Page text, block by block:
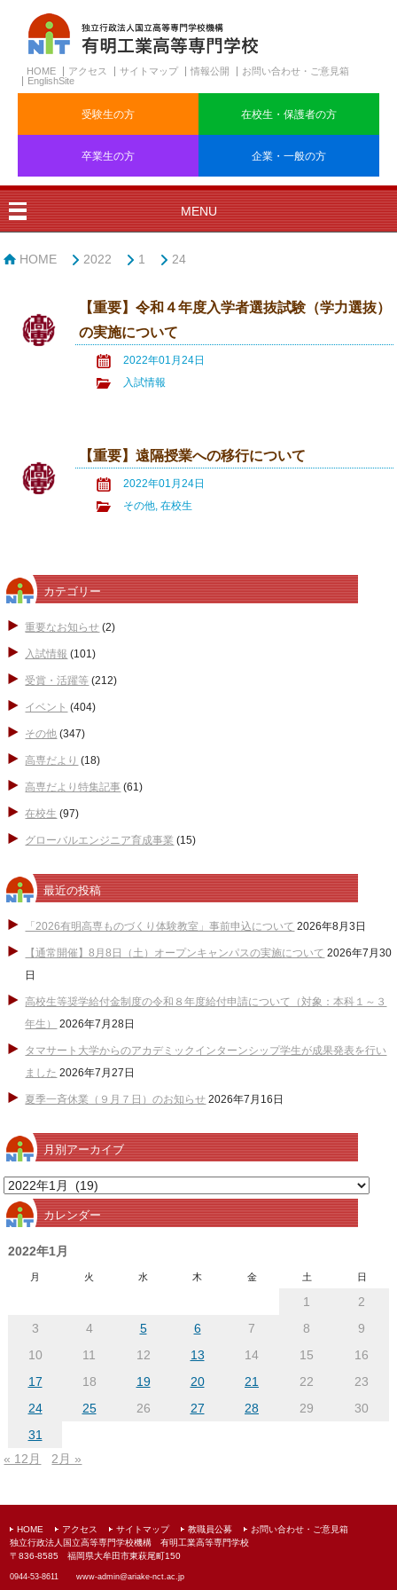
HOME アクセス サイトマップ 情報公開
お問い合わせ・ご意見箱
EnglishSite
受験生の方 在校生・保護者の方
卒業生の方 企業・一般の方
MENU
HOME 2022 1 24
【重要】令和４年度入学者選抜試験（学力選抜）
の実施について
2022年01月24日
入試情報
【重要】遠隔授業への移行について
2022年01月24日
その他 ,在校生
カテゴリー
重要なお知らせ (2)
入試情報 (101)
受賞・活躍等 (212)
イベント (404)
その他 (347)
高専だより (18)
高専だより特集記事 (61)
在校生 (97)
グローバルエンジニア育成事業 (15)
最近の投稿
「2026有明高専ものづくり体験教室」事前申込について 2026年8月3日
【通常開催】8月8日（土）オープンキャンパスの実施について 2026年7月30
日
高校生等奨学給付金制度の令和８年度給付申請について（対象：本科１～３
年生）
2026年7月28日
タマサート大学からのアカデミックインターンシップ学生が成果発表を行い
ました 2026年7月27日
夏季一斉休業（９月７日）のお知らせ 2026年7月16日
月別アーカイブ
月
別
ア
ー
カレンダー
2022年1月
月 火 水 木 金 土 日
1
2
3
4 5 6 7 8
9
10
11 12 13 14 15
16
17
18 19 20 21 22
23
24
25 26 27 28 29
30
31
« 12月
2月 »
HOME アクセス サイトマップ 教職員公募
お問い合わせ・ご意見箱
独立行政法人国立高等専門学校機構 有明工業高等専門学校
〒836-8585 福岡県大牟田市東萩尾町150
0944-53-8611 www-admin@ariake-nct.ac.jp